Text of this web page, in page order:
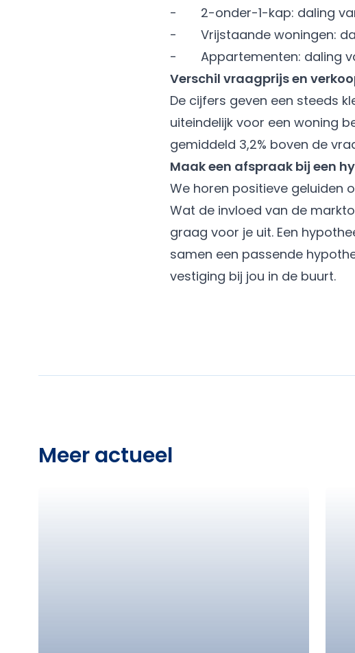
- 2-onder-1-kap: daling van
- Vrijstaande woningen:
- Appartementen: daling
Verschil vraagprijs en
De cijfers geven een steeds
uiteindelijk voor een woning
gemiddeld 3,2% boven de
Maak een afspraak bij een
We horen positieve geluiden
Wat de invloed van de
graag voor je uit. Een
samen een passende
vestiging bij jou in de buurt.
Meer actueel